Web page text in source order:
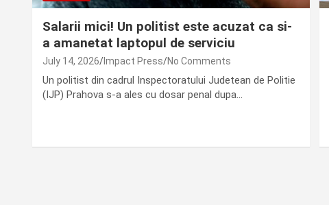
Salarii mici! Un politist este acuzat ca si-
a amanetat laptopul de serviciu
July 14, 2026 Impact Press No Comments
Un politist din cadrul Inspectoratului Judetean de Politie
(IJP) Prahova s-a ales cu dosar penal dupa…